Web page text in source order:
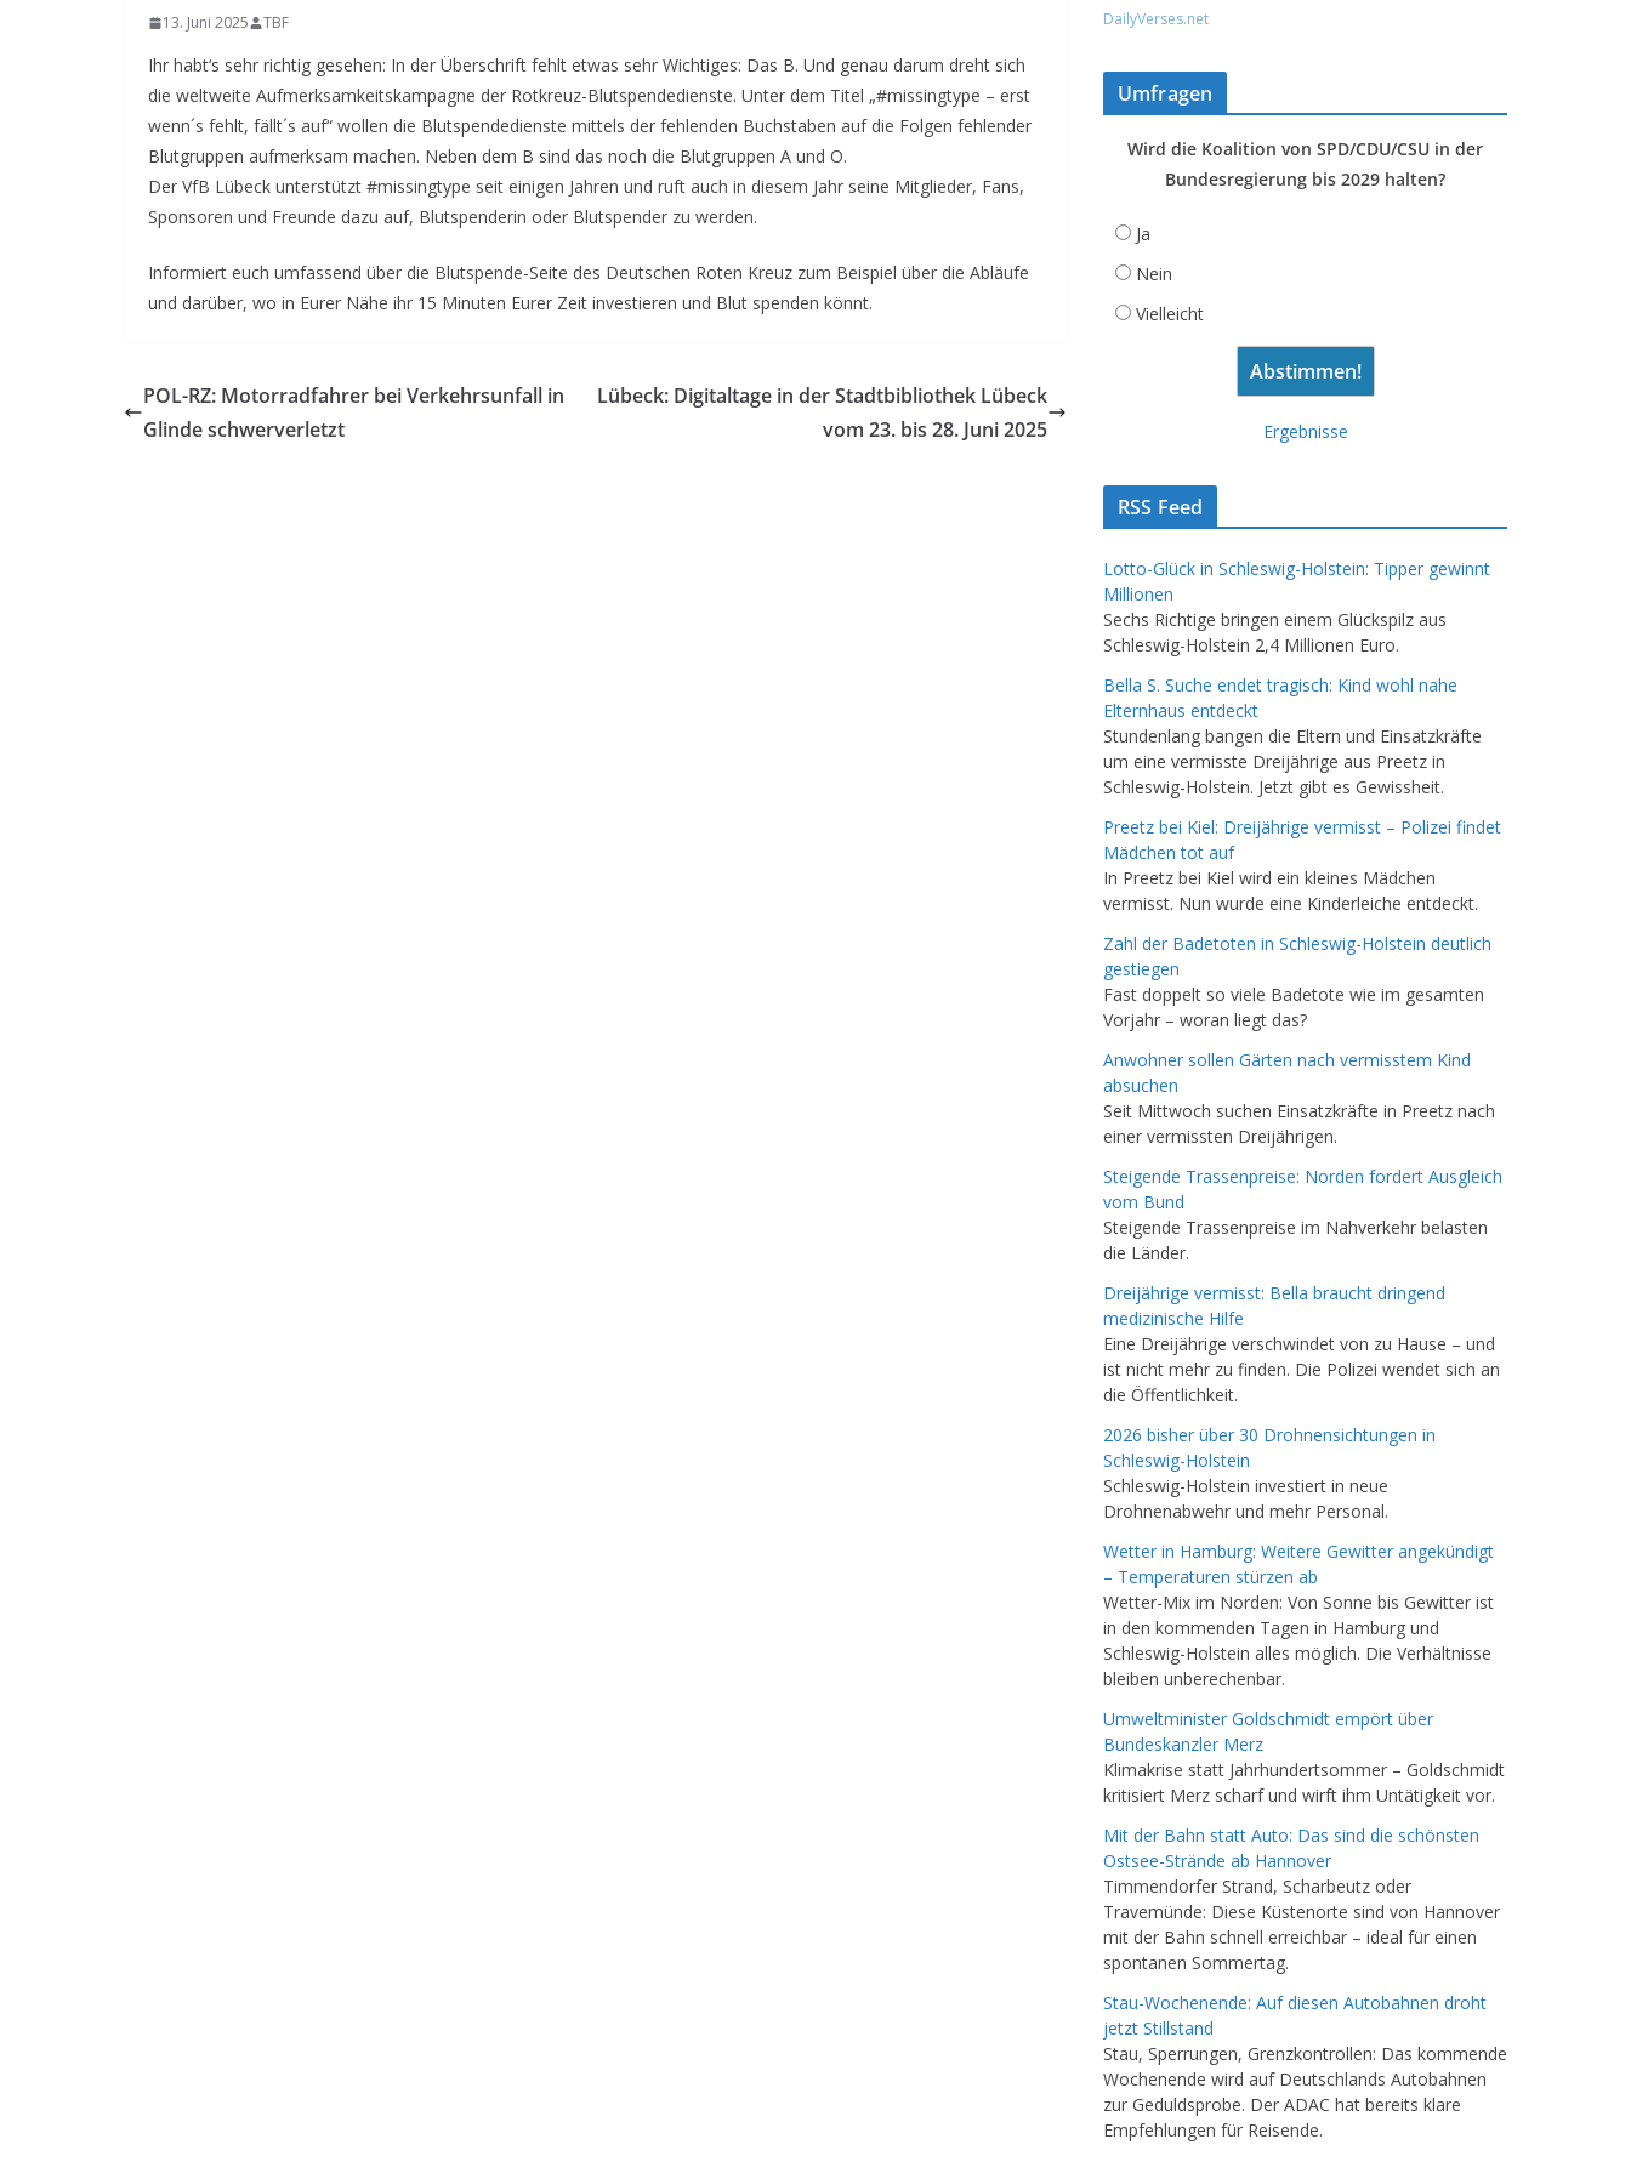
13. Juni 2025 TBF
Ihr habt‘s sehr richtig gesehen: In der Überschrift fehlt etwas sehr Wichtiges: Das B. Und genau darum dreht sich
die weltweite Aufmerksamkeitskampagne der Rotkreuz-Blutspendedienste. Unter dem Titel „#missingtype – erst
wenn´s fehlt, fällt´s auf“ wollen die Blutspendedienste mittels der fehlenden Buchstaben auf die Folgen fehlender
Blutgruppen aufmerksam machen. Neben dem B sind das noch die Blutgruppen A und O.
Der VfB Lübeck unterstützt #missingtype seit einigen Jahren und ruft auch in diesem Jahr seine Mitglieder, Fans,
Sponsoren und Freunde dazu auf, Blutspenderin oder Blutspender zu werden.
Informiert euch umfassend über die Blutspende-Seite des Deutschen Roten Kreuz zum Beispiel über die Abläufe
und darüber, wo in Eurer Nähe ihr 15 Minuten Eurer Zeit investieren und Blut spenden könnt.
POL-RZ: Motorradfahrer bei Verkehrsunfall in
Glinde schwerverletzt
Lübeck: Digitaltage in der Stadtbibliothek Lübeck
vom 23. bis 28. Juni 2025
DailyVerses.net
Umfragen
Wird die Koalition von SPD/CDU/CSU in der
Bundesregierung bis 2029 halten?
Ja
Nein
Vielleicht
Ergebnisse
RSS Feed
Lotto-Glück in Schleswig-Holstein: Tipper gewinnt
Millionen
Sechs Richtige bringen einem Glückspilz aus
Schleswig-Holstein 2,4 Millionen Euro.
Bella S. Suche endet tragisch: Kind wohl nahe
Elternhaus entdeckt
Stundenlang bangen die Eltern und Einsatzkräfte
um eine vermisste Dreijährige aus Preetz in
Schleswig-Holstein. Jetzt gibt es Gewissheit.
Preetz bei Kiel: Dreijährige vermisst – Polizei findet
Mädchen tot auf
In Preetz bei Kiel wird ein kleines Mädchen
vermisst. Nun wurde eine Kinderleiche entdeckt.
Zahl der Badetoten in Schleswig-Holstein deutlich
gestiegen
Fast doppelt so viele Badetote wie im gesamten
Vorjahr – woran liegt das?
Anwohner sollen Gärten nach vermisstem Kind
absuchen
Seit Mittwoch suchen Einsatzkräfte in Preetz nach
einer vermissten Dreijährigen.
Steigende Trassenpreise: Norden fordert Ausgleich
vom Bund
Steigende Trassenpreise im Nahverkehr belasten
die Länder.
Dreijährige vermisst: Bella braucht dringend
medizinische Hilfe
Eine Dreijährige verschwindet von zu Hause – und
ist nicht mehr zu finden. Die Polizei wendet sich an
die Öffentlichkeit.
2026 bisher über 30 Drohnensichtungen in
Schleswig-Holstein
Schleswig-Holstein investiert in neue
Drohnenabwehr und mehr Personal.
Wetter in Hamburg: Weitere Gewitter angekündigt
– Temperaturen stürzen ab
Wetter-Mix im Norden: Von Sonne bis Gewitter ist
in den kommenden Tagen in Hamburg und
Schleswig-Holstein alles möglich. Die Verhältnisse
bleiben unberechenbar.
Umweltminister Goldschmidt empört über
Bundeskanzler Merz
Klimakrise statt Jahrhundertsommer – Goldschmidt
kritisiert Merz scharf und wirft ihm Untätigkeit vor.
Mit der Bahn statt Auto: Das sind die schönsten
Ostsee-Strände ab Hannover
Timmendorfer Strand, Scharbeutz oder
Travemünde: Diese Küstenorte sind von Hannover
mit der Bahn schnell erreichbar – ideal für einen
spontanen Sommertag.
Stau-Wochenende: Auf diesen Autobahnen droht
jetzt Stillstand
Stau, Sperrungen, Grenzkontrollen: Das kommende
Wochenende wird auf Deutschlands Autobahnen
zur Geduldsprobe. Der ADAC hat bereits klare
Empfehlungen für Reisende.